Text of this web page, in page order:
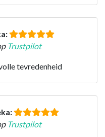
Trustpilot
tevredenheid
Trustpilot